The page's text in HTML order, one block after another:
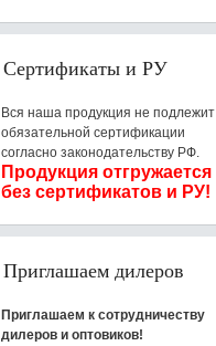
Сертификаты и РУ
Вся наша продукция не подлежит
обязательной сертификации
согласно законодательству РФ.
Продукция отгружается
без сертификатов и РУ!
Приглашаем дилеров
Приглашаем к сотрудничеству
дилеров и оптовиков!